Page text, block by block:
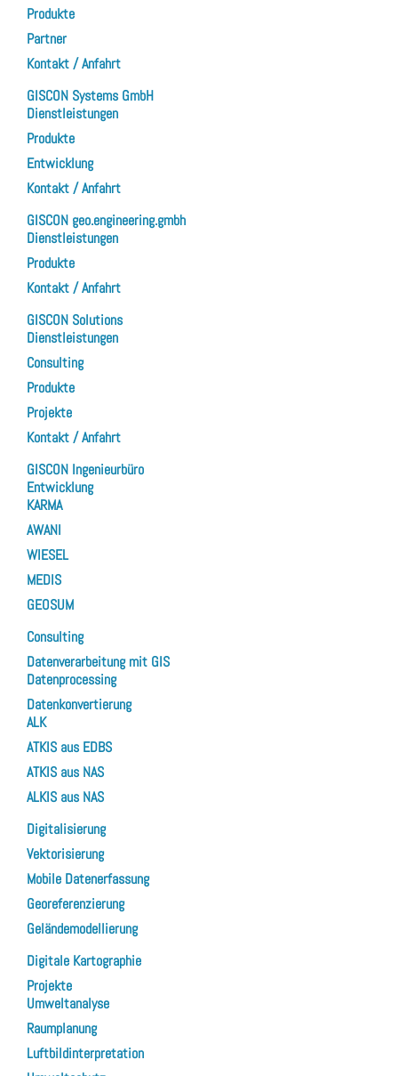
Produkte
Partner
Kontakt / Anfahrt
GISCON Systems GmbH
Dienstleistungen
Produkte
Entwicklung
Kontakt / Anfahrt
GISCON geo.engineering.gmbh
Dienstleistungen
Produkte
Kontakt / Anfahrt
GISCON Solutions
Dienstleistungen
Consulting
Produkte
Projekte
Kontakt / Anfahrt
GISCON Ingenieurbüro
Entwicklung
KARMA
AWANI
WIESEL
MEDIS
GEOSUM
Consulting
Datenverarbeitung mit GIS
Datenprocessing
Datenkonvertierung
ALK
ATKIS aus EDBS
ATKIS aus NAS
ALKIS aus NAS
Digitalisierung
Vektorisierung
Mobile Datenerfassung
Georeferenzierung
Geländemodellierung
Digitale Kartographie
Projekte
Umweltanalyse
Raumplanung
Luftbildinterpretation